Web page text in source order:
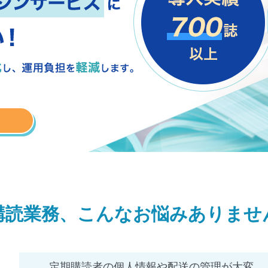
読業務、こんなお悩みありませ